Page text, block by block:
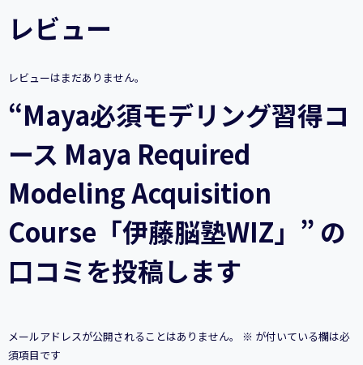
コ
ー
Required
Modeling
Acquisition
Course「伊
脳
WIZ」
個
レビュー
レビューはまだありません。
“Maya必須モデリング習得コ
ース Maya Required
Modeling Acquisition
Course「伊藤脳塾WIZ」” の
口コミを投稿します
メールアドレスが公開されることはありません。 ※ が付いている欄は必
須項目です